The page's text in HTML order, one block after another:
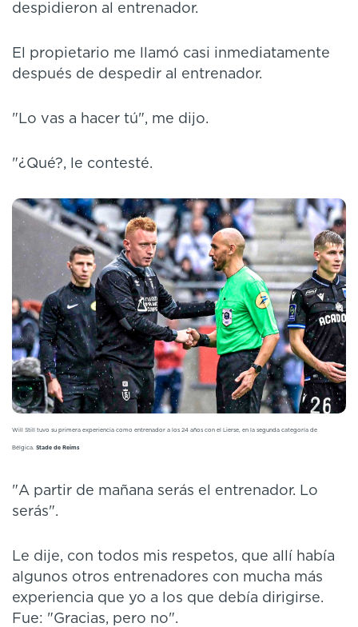
despidieron al entrenador.
El propietario me llamó casi inmediatamente
después de despedir al entrenador.
"Lo vas a hacer tú", me dijo.
"¿Qué?, le contesté.
Will Still tuvo su primera experiencia como entrenador a los 24 años con el Lierse, en la segunda categoría de
Bélgica. Stade de Reims
"A partir de mañana serás el entrenador. Lo
serás".
Le dije, con todos mis respetos, que allí había
algunos otros entrenadores con mucha más
experiencia que yo a los que debía dirigirse.
Fue: "Gracias, pero no".